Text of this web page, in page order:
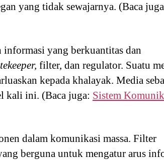
yang tidak sewajarnya. (Baca
informasi yang berkuantitas dan
filter, dan regulator. Suatu
kepada khalayak. Media
kali ini. (Baca juga: Sistem
dalam komunikasi massa. Filter
berguna untuk mengatur arus